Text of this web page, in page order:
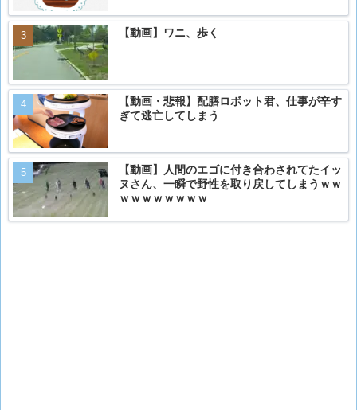
【動画】ワニ、歩く
【動画・悲報】配膳ロボット君、仕事が辛す
ぎて逃亡してしまう
【動画】人間のエゴに付き合わされてたイッ
ヌさん、一瞬で野性を取り戻してしまうｗｗ
ｗｗｗｗｗｗｗｗ